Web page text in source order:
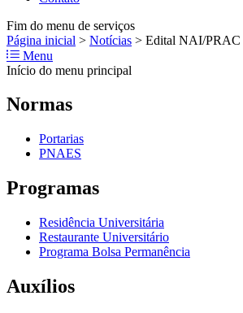
Fim do menu de serviços
Página inicial > Notícias > Edital NAI/PRAC
Menu
Início do menu principal
Normas
Portarias
PNAES
Programas
Residência Universitária
Restaurante Universitário
Programa Bolsa Permanência
Auxílios